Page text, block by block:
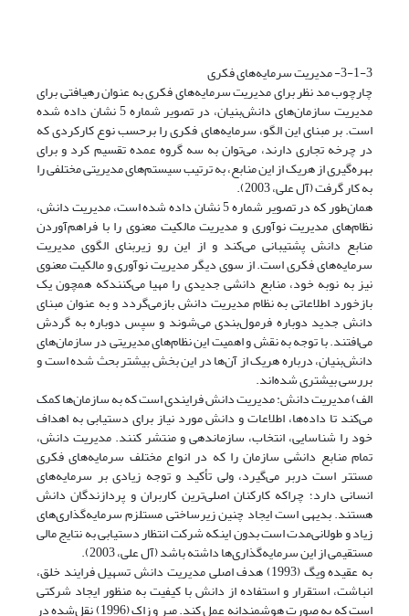
3-1-3- مدیریت سرمایه‌های فکری
چارچوب مد نظر برای مدیریت سرمایه‌های فکری به عنوان رهیافتی برای
مدیریت سازمان‌های دانش‌بنیان، در تصویر شماره 5 نشان داده شده
است. بر مبنای این الگو، سرمایه‌های فکری را برحسب نوع کارکردی که
در چرخه تجاری دارند، می‌توان به سه گروه عمده تقسیم کرد و برای
بهره‌گیری از هر‌یک از این منابع، به ترتیب سیستم‌های مدیریتی مختلفی را
به کار گرفت (آل علی، 2003).
همان‌طور که در تصویر شماره 5 نشان داده شده است، مدیریت دانش،
نظام‌های مدیریت نوآوری و مدیریت مالکیت معنوی را با فراهم‌آوردن
منابع دانش پشتیبانی می‌کند و از این رو زیربنای الگوی مدیریت
سرمایه‌های فکری است. از سوی دیگر مدیریت نوآوری و مالکیت معنوی
نیز به نوبه خود، منابع دانشی جدیدی را مهیا می‌کنندکه همچون یک
بازخورد اطلاعاتی به نظام مدیریت دانش بازمی‌گردد و به عنوان مبنای
دانش جدید دوباره فرمول‌بندی می‌شوند و سپس دوباره به گردش
می‌افتند. با توجه به نقش و اهمیت این نظام‌های مدیریتی در سازمان‌های
دانش‌بنیان، درباره هریک از آن‌ها در این بخش بیشتر بحث شده است و
بررسی بیشتری شده‌اند.
الف) مدیریت دانش: مدیریت دانش فرایندی است که به سازمان‌ها کمک
می‌کند تا داده‌ها، اطلاعات و دانش مورد نیاز برای دستیابی به اهداف
خود را شناسایی، انتخاب، سازماندهی و منتشر کنند. مدیریت دانش،
تمام منابع دانشی سازمان را که در انواع مختلف سرمایه‌های فکری
مستتر است دربر می‌گیرد، ولی تأکید و توجه زیادی بر سرمایه‌های
انسانی دارد؛ چراکه کارکنان اصلی‌ترین کاربران و پردازندگان دانش
هستند. بدیهی است ایجاد چنین زیرساختی مستلزم سرمایه‌گذاری‌های
زیاد و طولانی‌مدت است بدون اینکه شرکت انتظار دستیابی به نتایج مالی
مستقیمی از این سرمایه‌گذاری‌ها داشته باشد (آل علی، 2003).
به عقیده ویگ (1993) هدف اصلی مدیریت دانش تسهیل فرایند خلق،
انباشت، استقرار و استفاده از دانش با کیفیت به منظور ایجاد شرکتی
است که به صورت هوشمندانه عمل کند. میر و زاک (1996) نقل‌شده در